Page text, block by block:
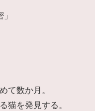
て数か月。
猫を発見する。